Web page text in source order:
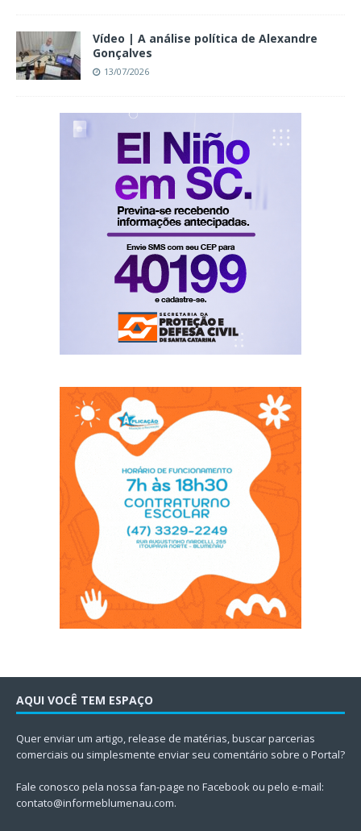
Vídeo | A análise política de Alexandre
Gonçalves
13/07/2026
AQUI VOCÊ TEM ESPAÇO
Quer enviar um artigo, release de matérias, buscar parcerias
comerciais ou simplesmente enviar seu comentário sobre o Portal?
Fale conosco pela nossa fan-page no Facebook ou pelo e-mail:
contato@informeblumenau.com.